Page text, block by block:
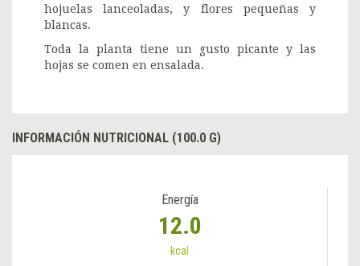
hojuelas lanceoladas, y flores pequeñas y
blancas.
Toda la planta tiene un gusto picante y las
hojas se comen en ensalada.
INFORMACIÓN NUTRICIONAL (100.0 G)
Energía
12.0
kcal